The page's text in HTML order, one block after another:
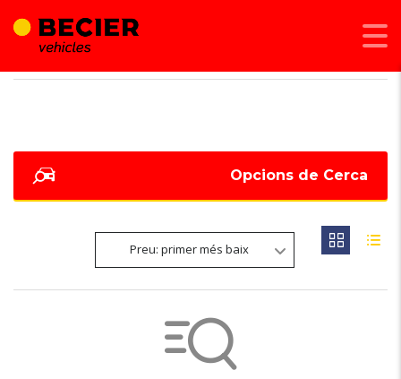
Opcions de Cerca
Preu: primer més baix